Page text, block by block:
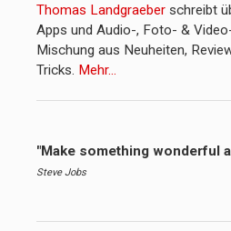
Thomas Landgraeber schreibt
Apps und Audio-, Foto- &
Mischung aus Neuheiten,
Tricks. Mehr…
"Make something wonderful
Steve Jobs